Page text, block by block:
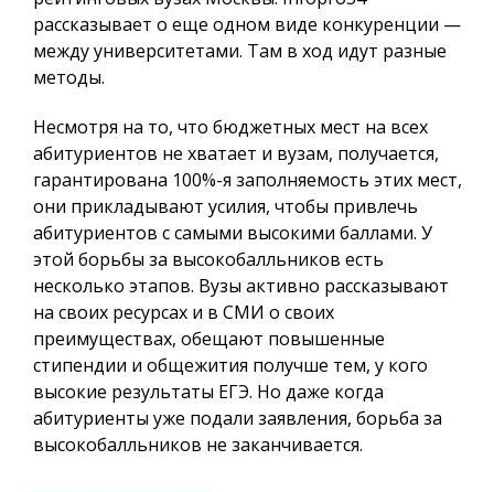
рассказывает о еще одном виде конкуренции —
между университетами. Там в ход идут разные
методы.
Несмотря на то, что бюджетных мест на всех
абитуриентов не хватает и вузам, получается,
гарантирована 100%-я заполняемость этих мест,
они прикладывают усилия, чтобы привлечь
абитуриентов с самыми высокими баллами. У
этой борьбы за высокобалльников есть
несколько этапов. Вузы активно рассказывают
на своих ресурсах и в СМИ о своих
преимуществах, обещают повышенные
стипендии и общежития получше тем, у кого
высокие результаты ЕГЭ. Но даже когда
абитуриенты уже подали заявления, борьба за
высокобалльников не заканчивается.